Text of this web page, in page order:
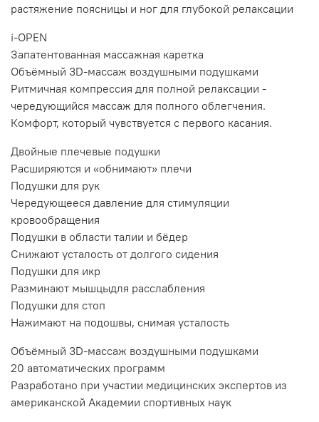
растяжение поясницы и ног для глубокой релаксации
i-OPEN
Запатентованная массажная каретка
Объёмный 3D-массаж воздушными подушками
Ритмичная компрессия для полной релаксации -
чередующийся массаж для полного облегчения.
Комфорт, который чувствуется с первого касания.
Двойные плечевые подушки
Расширяются и «обнимают» плечи
Подушки для рук
Чередующееся давление для стимуляции
кровообращения
Подушки в области талии и бёдер
Снижают усталость от долгого сидения
Подушки для икр
Разминают мышцыдля расслабления
Подушки для стоп
Нажимают на подошвы, снимая усталость
Объёмный 3D-массаж воздушными подушками
20 автоматических программ
Разработано при участии медицинских экспертов из
американской Академии спортивных наук